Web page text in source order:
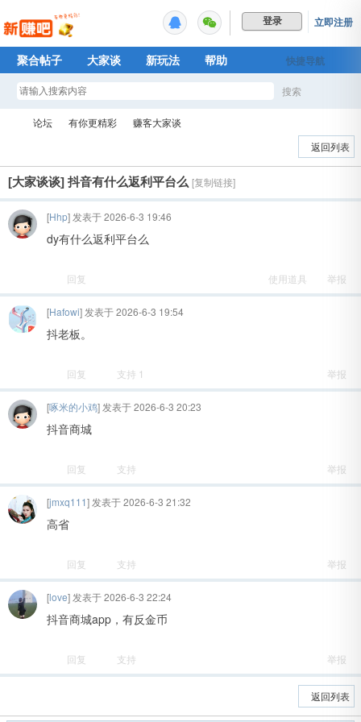
登录 立即注册
快捷导航
聚合帖子 大家谈 新玩法
帮助
Plus权益
搜索
新
吧
»
论坛
›
有你更精彩
›
赚客大家谈
返回列表
[大家谈谈] 抖音有什么返利平台么 [复制链接]
[Hhp] 发表于 2026-6-3 19:46
dy有什么返利平台么
回复 使用道具 举报
[Hafowi] 发表于 2026-6-3 19:54
抖老板。
回复 支持 1 举报
[啄米的小鸡] 发表于 2026-6-3 20:23
抖音商城
回复 支持 举报
[jmxq111] 发表于 2026-6-3 21:32
高省
回复 支持 举报
[love] 发表于 2026-6-3 22:24
抖音商城app，有反金币
回复 支持 举报
返回列表